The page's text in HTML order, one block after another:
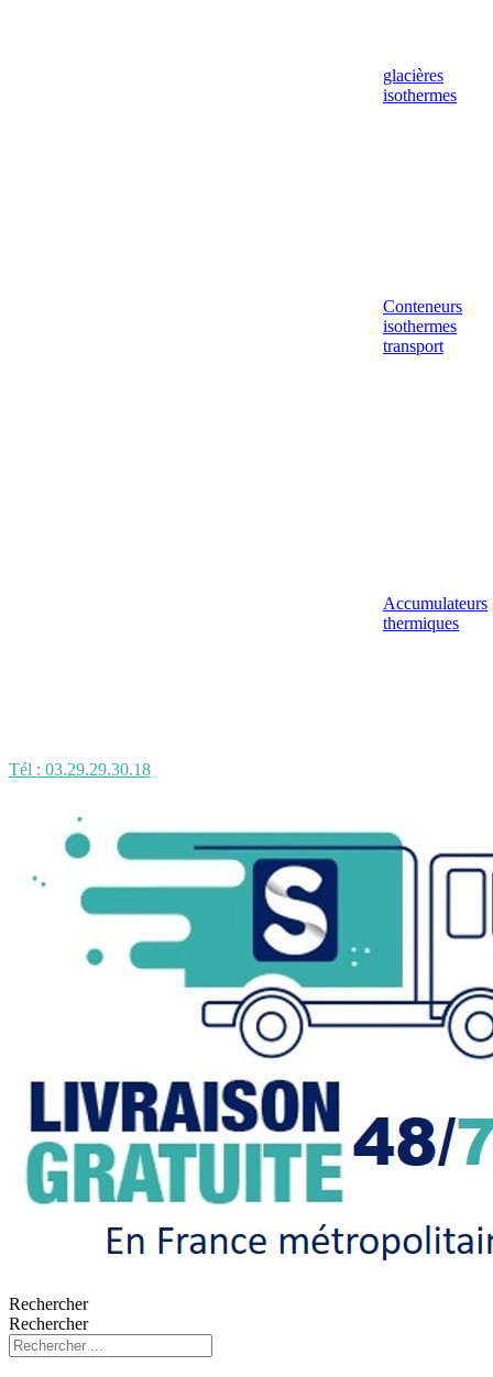
glacières
isothermes
Conteneurs
isothermes
transport
Accumulateurs
thermiques
Tél : 03.29.29.30.18
Rechercher
Rechercher